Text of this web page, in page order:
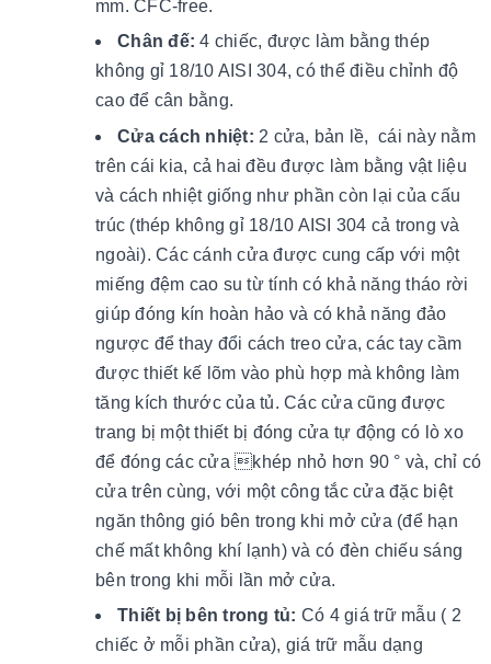
mm. CFC-free.
Chân đế: 4 chiếc, được làm bằng thép
không gỉ 18/10 AISI 304, có thể điều chỉnh độ
cao để cân bằng.
Cửa cách nhiệt: 2 cửa, bản lề, cái này nằm
trên cái kia, cả hai đều được làm bằng vật liệu
và cách nhiệt giống như phần còn lại của cấu
trúc (thép không gỉ 18/10 AISI 304 cả trong và
ngoài). Các cánh cửa được cung cấp với một
miếng đệm cao su từ tính có khả năng tháo rời
giúp đóng kín hoàn hảo và có khả năng đảo
ngược để thay đổi cách treo cửa, các tay cầm
được thiết kế lõm vào phù hợp mà không làm
tăng kích thước của tủ. Các cửa cũng được
trang bị một thiết bị đóng cửa tự động có lò xo
để đóng các cửa khép nhỏ hơn 90 ° và, chỉ có
cửa trên cùng, với một công tắc cửa đặc biệt
ngăn thông gió bên trong khi mở cửa (để hạn
chế mất không khí lạnh) và có đèn chiếu sáng
bên trong khi mỗi lần mở cửa.
Thiết bị bên trong tủ: Có 4 giá trữ mẫu ( 2
chiếc ở mỗi phần cửa), giá trữ mẫu dạng